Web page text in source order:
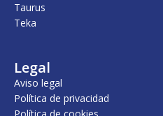
Taurus
Teka
Legal
Aviso legal
Política de privacidad